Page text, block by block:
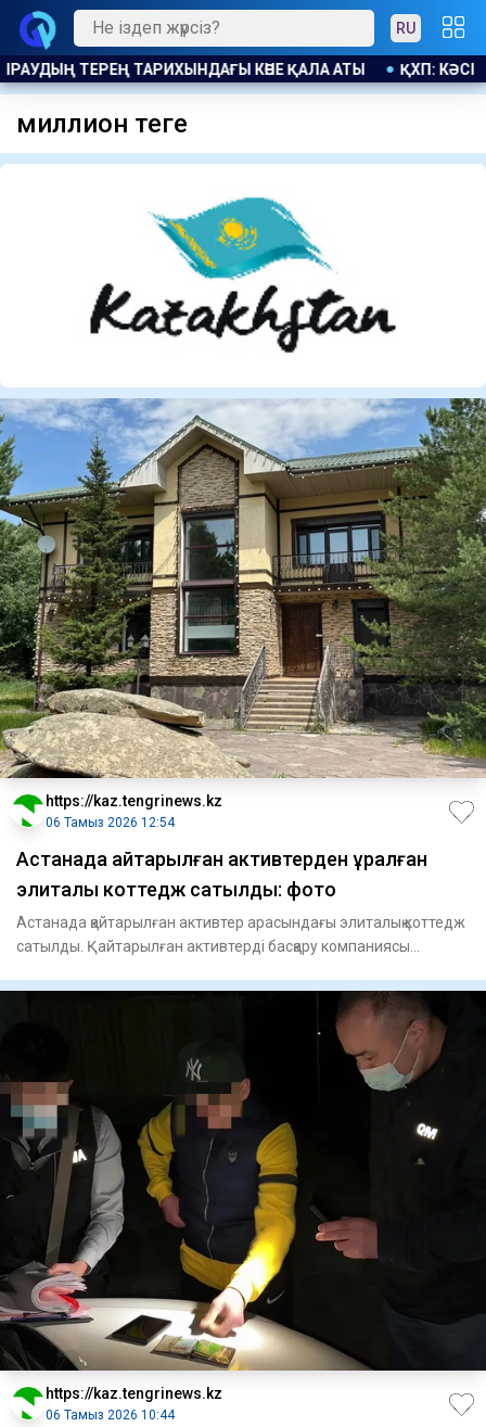
RU
ҚОҒАМҒА ЖІК САЛМАЙ, ЖҰМЫСШЫЛАРДЫҢ ҚҰҚЫҒЫН
миллион теңге
https://kaz.tengrinews.kz
06 Тамыз 2026 12:54
Астанада қайтарылған активтерден құралған
элиталық коттедж сатылды: фото
Астанада қайтарылған активтер арасындағы элиталық коттедж
сатылды. Қайтарылған активтерді басқару компаниясы
https://kaz.tengrinews.kz
06 Тамыз 2026 10:44